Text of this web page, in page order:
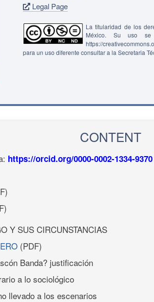
Legal Page
La titularidad de los
México. Su uso
https://
para un uso diferente consultar a la Secretaria
CONTENT
https://orcid.org/0000-0002-1334-9370
Y SUS CIRCUNSTANCIAS
(PDF)
Banda? justificación
a lo sociológico
llevado a los escenarios